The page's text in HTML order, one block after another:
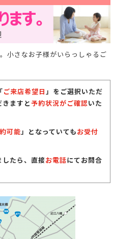
小さなお子様がいらっしゃるご
ご来店希望日 」をご選択いただ
ますと予約状況がご確認いた
可能 」となっていてもお受付
したら、直接お電話にてお問合